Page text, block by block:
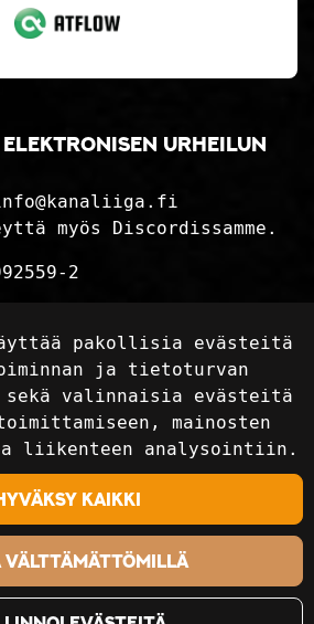
pakollisia evästeitä
ja tietoturvan
sekä valinnaisia evästeitä
mainosten
liikenteen analysointiin.
kaikki
välttämättömillä
elektronisen urheilun
myös Discordissamme.
2
mediassa